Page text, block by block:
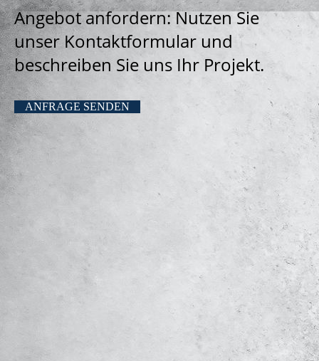
Angebot anfordern: Nutzen Sie
unser Kontaktformular und
beschreiben Sie uns Ihr Projekt.
ANFRAGE SENDEN